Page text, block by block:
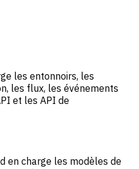
les entonnoirs, les
les flux, les événements
et les API de
en charge les modèles de